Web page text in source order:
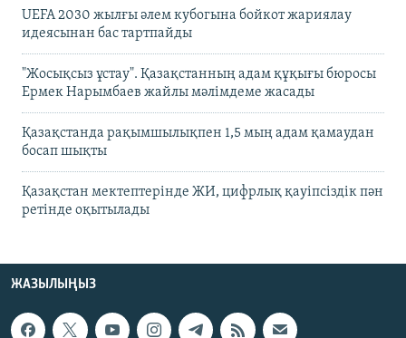
UEFA 2030 жылғы әлем кубогына бойкот жариялау
идеясынан бас тартпайды
"Жосықсыз ұстау". Қазақстанның адам құқығы бюросы
Ермек Нарымбаев жайлы мәлімдеме жасады
Қазақстанда рақымшылықпен 1,5 мың адам қамаудан
босап шықты
Қазақстан мектептерінде ЖИ, цифрлық қауіпсіздік пән
ретінде оқытылады
ЖАЗЫЛЫҢЫЗ